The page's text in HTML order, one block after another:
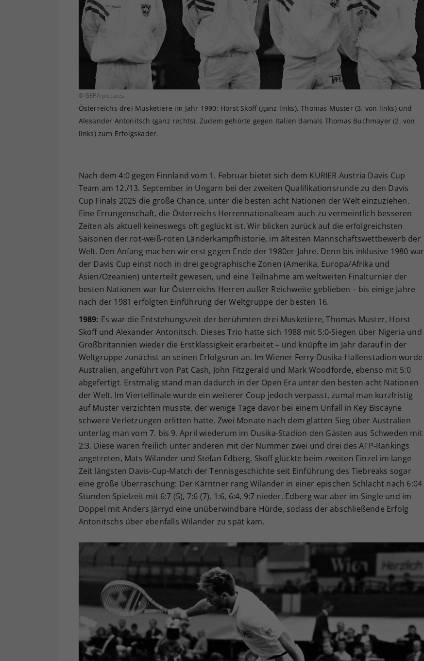
© GEPA pictures
Österreichs drei Musketiere im Jahr 1990: Horst Skoff (ganz links), Thomas Muster (3. von links) und
Alexander Antonitsch (ganz rechts). Zudem gehörte gegen Italien damals Thomas Buchmayer (2. von
links) zum Erfolgskader.
Nach dem 4:0 gegen Finnland vom 1. Februar bietet sich dem KURIER Austria Davis Cup
Team am 12./13. September in Ungarn bei der zweiten Qualifikationsrunde zu den Davis
Cup Finals 2025 die große Chance, unter die besten acht Nationen der Welt einzuziehen.
Eine Errungenschaft, die Österreichs Herrennationalteam auch zu vermeintlich besseren
Zeiten als aktuell keineswegs oft geglückt ist. Wir blicken zurück auf die erfolgreichsten
Saisonen der rot-weiß-roten Länderkampfhistorie, im ältesten Mannschaftswettbewerb der
Welt. Den Anfang machen wir erst gegen Ende der 1980er-Jahre. Denn bis inklusive 1980 war
der Davis Cup einst noch in drei geographische Zonen (Amerika, Europa/Afrika und
Asien/Ozeanien) unterteilt gewesen, und eine Teilnahme am weltweiten Finalturnier der
besten Nationen war für Österreichs Herren außer Reichweite geblieben – bis einige Jahre
nach der 1981 erfolgten Einführung der Weltgruppe der besten 16.
1989: Es war die Entstehungszeit der berühmten drei Musketiere, Thomas Muster, Horst
Skoff und Alexander Antonitsch. Dieses Trio hatte sich 1988 mit 5:0-Siegen über Nigeria und
Großbritannien wieder die Erstklassigkeit erarbeitet – und knüpfte im Jahr darauf in der
Weltgruppe zunächst an seinen Erfolgsrun an. Im Wiener Ferry-Dusika-Hallenstadion wurde
Australien, angeführt von Pat Cash, John Fitzgerald und Mark Woodforde, ebenso mit 5:0
abgefertigt. Erstmalig stand man dadurch in der Open Era unter den besten acht Nationen
der Welt. Im Viertelfinale wurde ein weiterer Coup jedoch verpasst, zumal man kurzfristig
auf Muster verzichten musste, der wenige Tage davor bei einem Unfall in Key Biscayne
schwere Verletzungen erlitten hatte. Zwei Monate nach dem glatten Sieg über Australien
unterlag man vom 7. bis 9. April wiederum im Dusika-Stadion den Gästen aus Schweden mit
2:3. Diese waren freilich unter anderen mit der Nummer zwei und drei des ATP-Rankings
angetreten, Mats Wilander und Stefan Edberg. Skoff glückte beim zweiten Einzel im lange
Zeit längsten Davis-Cup-Match der Tennisgeschichte seit Einführung des Tiebreaks sogar
eine große Überraschung: Der Kärntner rang Wilander in einer epischen Schlacht nach 6:04
Stunden Spielzeit mit 6:7 (5), 7:6 (7), 1:6, 6:4, 9:7 nieder. Edberg war aber im Single und im
Doppel mit Anders Järryd eine unüberwindbare Hürde, sodass der abschließende Erfolg
Antonitschs über ebenfalls Wilander zu spät kam.
Ihrer vorgenommen Einstellungen, falls der
Webseiten-Betreiber dies eingestellt hat.